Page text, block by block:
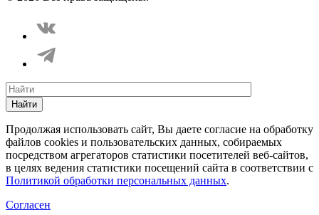
Найти
Продолжая использовать сайт, Вы даете согласие на обработку
файлов cookies и пользовательских данных, собираемых
посредством агрегаторов статистики посетителей веб-сайтов,
в целях ведения статистики посещений сайта в соответствии с
Политикой обработки персональных данных.
Согласен